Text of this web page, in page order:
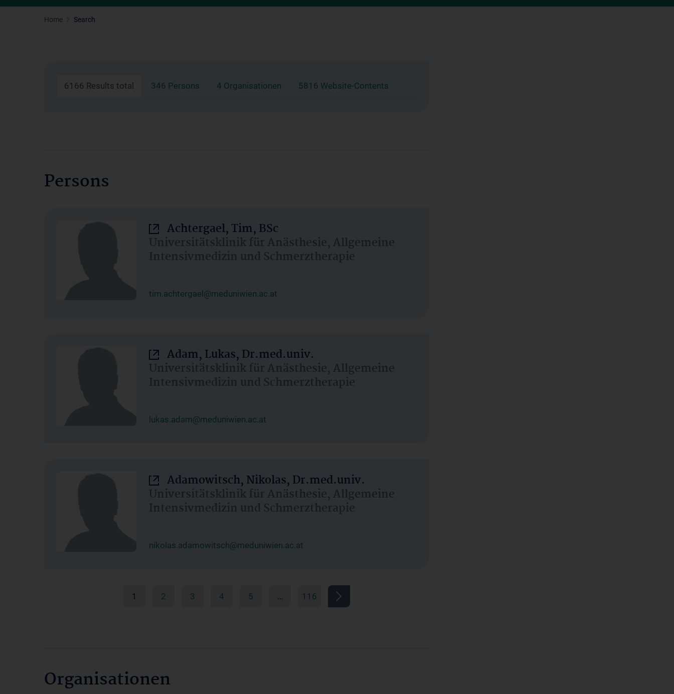
Home Search
6166 Results total 346 Persons 4 Organisationen 5816 Website-Contents
Persons
Achtergael, Tim, BSc
Universitätsklinik für Anästhesie, Allgemeine
Intensivmedizin und Schmerztherapie
tim.achtergael@meduniwien.ac.at
Adam, Lukas, Dr.med.univ.
Universitätsklinik für Anästhesie, Allgemeine
Intensivmedizin und Schmerztherapie
lukas.adam@meduniwien.ac.at
Adamowitsch, Nikolas, Dr.med.univ.
Universitätsklinik für Anästhesie, Allgemeine
Intensivmedizin und Schmerztherapie
nikolas.adamowitsch@meduniwien.ac.at
1 2 3 4 5 … 116
Organisationen